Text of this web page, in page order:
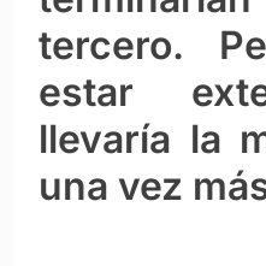
tercero.
estar
llevaría la
una vez